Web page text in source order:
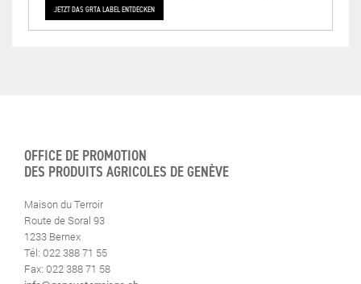
JETZT DAS GRTA LABEL ENTDECKEN
OFFICE DE PROMOTION
DES PRODUITS AGRICOLES DE GENÈVE
Maison du Terroir
Route de Soral 93
1233 Bernex
Tél: 022 388 71 55
Fax: 022 388 71 58